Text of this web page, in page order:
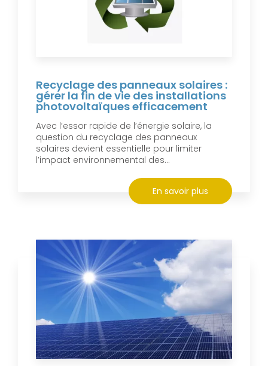
Recyclage des panneaux solaires :
gérer la fin de vie des installations
photovoltaïques efficacement
Avec l’essor rapide de l’énergie solaire, la
question du recyclage des panneaux
solaires devient essentielle pour limiter
l’impact environnemental des...
En savoir plus